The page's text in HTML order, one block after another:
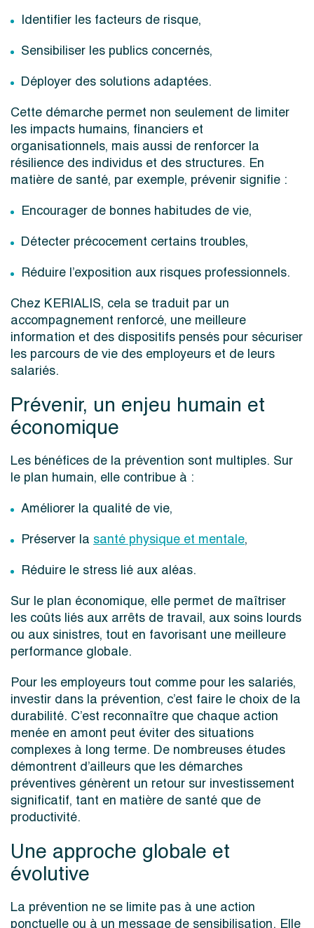
Identifier les facteurs de risque,
Sensibiliser les publics concernés,
Déployer des solutions adaptées.
Cette démarche permet non seulement de limiter
les impacts humains, financiers et
organisationnels, mais aussi de renforcer la
résilience des individus et des structures. En
matière de santé, par exemple, prévenir signifie :
Encourager de bonnes habitudes de vie,
Détecter précocement certains troubles,
Réduire l’exposition aux risques professionnels.
Chez KERIALIS, cela se traduit par un
accompagnement renforcé, une meilleure
information et des dispositifs pensés pour sécuriser
les parcours de vie des employeurs et de leurs
salariés.
Prévenir, un enjeu humain et
économique
Les bénéfices de la prévention sont multiples. Sur
le plan humain, elle contribue à :
Améliorer la qualité de vie,
Préserver la santé physique et mentale,
Réduire le stress lié aux aléas.
Sur le plan économique, elle permet de maîtriser
les coûts liés aux arrêts de travail, aux soins lourds
ou aux sinistres, tout en favorisant une meilleure
performance globale.
Pour les employeurs tout comme pour les salariés,
investir dans la prévention, c’est faire le choix de la
durabilité. C’est reconnaître que chaque action
menée en amont peut éviter des situations
complexes à long terme. De nombreuses études
démontrent d’ailleurs que les démarches
préventives génèrent un retour sur investissement
significatif, tant en matière de santé que de
productivité.
Une approche globale et
évolutive
La prévention ne se limite pas à une action